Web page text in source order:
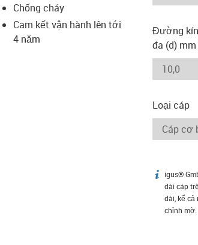
Chống cháy
Cam kết vận hành lên tới
4 năm
Đường
đa (d)
Loại cáp
igus-icon-
igus®
dài cáp
dài, kể cả
chỉnh mờ.